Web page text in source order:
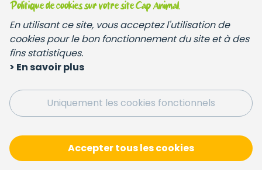
Politique de cookies sur votre site Cap Animal.
En utilisant ce site, vous acceptez l'utilisation de
cookies pour le bon fonctionnement du site et à des
fins statistiques.
> En savoir plus
Uniquement les cookies fonctionnels
Accepter tous les cookies